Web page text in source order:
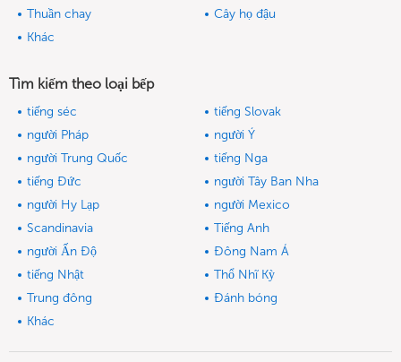
Thuần chay
Cây họ đậu
Khác
Tìm kiếm theo loại bếp
tiếng séc
tiếng Slovak
người Pháp
người Ý
người Trung Quốc
tiếng Nga
tiếng Đức
người Tây Ban Nha
người Hy Lạp
người Mexico
Scandinavia
Tiếng Anh
người Ấn Độ
Đông Nam Á
tiếng Nhật
Thổ Nhĩ Kỳ
Trung đông
Đánh bóng
Khác